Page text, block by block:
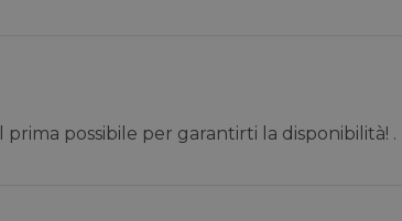
prima possibile per garantirti la disponibilità! .